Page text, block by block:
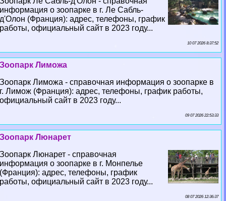
информация о зоопарке в г. Ле Сабль-
д'Олон (Франция): адрес, телефоны, график
работы, официальный сайт в 2023 году...
10 07 2026 8:37:52
Зоопарк Лиможа
Зоопарк Лиможа - справочная информация о зоопарке в
г. Лимож (Франция): адрес, телефоны, график работы,
официальный сайт в 2023 году...
09 07 2026 22:53:33
Зоопарк Люнарет
Зоопарк Люнарет - справочная
информация о зоопарке в г. Монпелье
(Франция): адрес, телефоны, график
работы, официальный сайт в 2023 году...
08 07 2026 12:36:37